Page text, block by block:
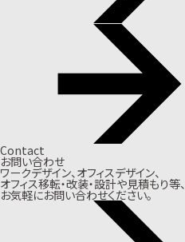
Contact
お問い合わせ
ワークデザイン、オフィスデザイン、
オフィス移転・改装・設計や見積もり等、
お気軽にお問い合わせください。